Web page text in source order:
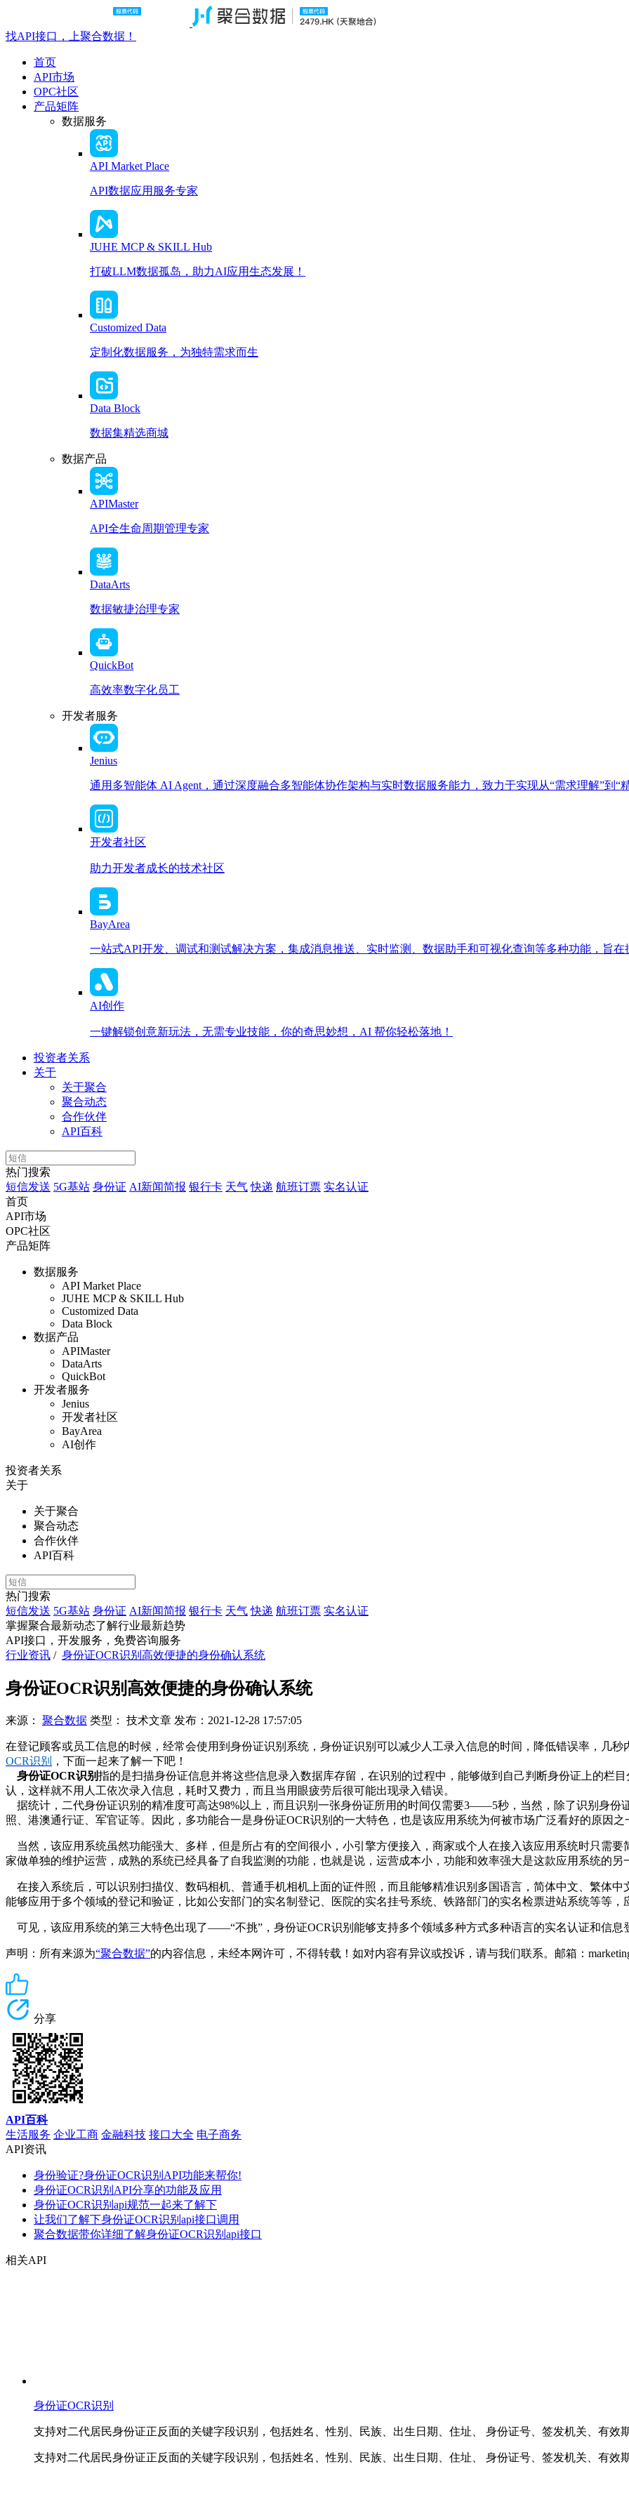
找API接口，上聚合数据！
首页
API市场
OPC社区
产品矩阵
数据服务
API Market Place
API数据应用服务专家
JUHE MCP & SKILL Hub
打破LLM数据孤岛，助力AI应用生态发展！
Customized Data
定制化数据服务，为独特需求而生
Data Block
数据集精选商城
数据产品
APIMaster
API全生命周期管理专家
DataArts
数据敏捷治理专家
QuickBot
高效率数字化员工
开发者服务
Jenius
通用多智能体 AI Agent，通过深度融合多智能体协作架构与实时数据服务能力，致力于实现从“需求理解”到“
开发者社区
助力开发者成长的技术社区
BayArea
一站式API开发、调试和测试解决方案，集成消息推送、实时监测、数据助手和可视化查询等多种功能，旨在
AI创作
一键解锁创意新玩法，无需专业技能，你的奇思妙想，AI 帮你轻松落地！
投资者关系
关于
关于聚合
聚合动态
合作伙伴
API百科
热门搜索
短信发送 5G基站 身份证 AI新闻简报 银行卡 天气 快递 航班订票 实名认证
首页
API市场
OPC社区
产品矩阵
数据服务
API Market Place
JUHE MCP & SKILL Hub
Customized Data
Data Block
数据产品
APIMaster
DataArts
QuickBot
开发者服务
Jenius
开发者社区
BayArea
AI创作
投资者关系
关于
关于聚合
聚合动态
合作伙伴
API百科
热门搜索
短信发送 5G基站 身份证 AI新闻简报 银行卡 天气 快递 航班订票 实名认证
掌握聚合最新动态了解行业最新趋势
API接口，开发服务，免费咨询服务
行业资讯 / 身份证OCR识别高效便捷的身份确认系统
身份证OCR识别高效便捷的身份确认系统
来源： 聚合数据 类型： 技术文章 发布： 2021-12-28 17:57:05
在登记顾客或员工信息的时候，经常会使用到身份证识别系统，身份证识别可以减少人工录入信息的时间，降低错误率，几
OCR识别
，下面一起来了解一下吧！
身份证OCR识别指的是扫描身份证信息并将这些信息录入数据库存留，在识别的过程中，能够做到自己判断身份证上的栏
认，这样就不用人工依次录入信息，耗时又费力，而且当用眼疲劳后很可能出现录入错误。
据统计，二代身份证识别的精准度可高达98%以上，而且识别一张身份证所用的时间仅需要3——5秒，当然，除了识别身份
照、港澳通行证、军官证等。因此，多功能合一是身份证OCR识别 的一大特色，也是该应用系统为何被市场广泛看好的原因之
当然，该应用系统虽然功能强大、多样，但是所占有的空间很小，小引擎方便接入，商家或个人在接入该应用系统时只需
家做单独的维护运营，成熟的系统已经具备了自我监测的功能，也就是说，运营成本小，功能和效率强大是这款应用系统的另
在接入系统后，可以识别扫描仪、数码相机、普通手机相机上面的证件照，而且能够精准识别多国语言，简体中文、繁体
能够应用于多个领域的登记和验证，比如公安部门的实名制登记、医院的实名挂号系统、铁路部门的实名检票进站系统等等，
可见，该应用系统的第三大特色出现了——“不挑”， 身份证OCR识别 能够支持多个领域多种方式多种语言的实名认证和信息
声明：所有来源为“聚合数据”的内容信息，未经本网许可，不得转载！如对内容有异议或投诉，请与我们联系。邮箱：
分享
API百科
生活服务 企业工商 金融科技 接口大全 电子商务
API资讯
身份验证?身份证OCR识别API功能来帮你!
身份证OCR识别API分享的功能及应用
身份证OCR识别api规范一起来了解下
让我们了解下身份证OCR识别api接口调用
聚合数据带你详细了解身份证OCR识别api接口
相关API
身份证OCR识别
支持对二代居民身份证正反面的关键字段识别，包括姓名、性别、民族、出生日期、住址、 身份证号、签发机关、有效期
支持对二代居民身份证正反面的关键字段识别，包括姓名、性别、民族、出生日期、住址、 身份证号、签发机关、有效期